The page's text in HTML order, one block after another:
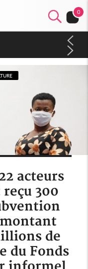
0
acteurs
300
de
du Fonds